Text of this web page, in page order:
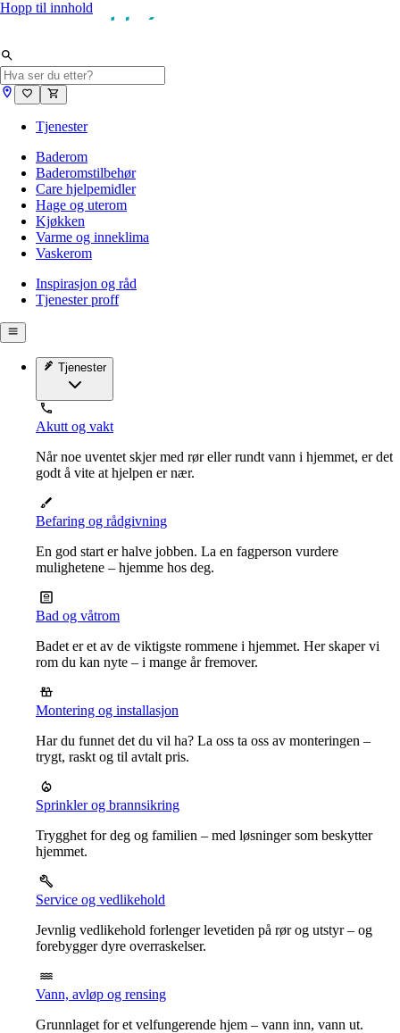
Hopp til innhold
Tjenester
Baderom
Baderomstilbehør
Care hjelpemidler
Hage og uterom
Kjøkken
Varme og inneklima
Vaskerom
Inspirasjon og råd
Tjenester proff
Tjenester
Akutt og vakt
Når noe uventet skjer med rør eller rundt vann i hjemmet, er det
godt å vite at hjelpen er nær.
Befaring og rådgivning
En god start er halve jobben. La en fagperson vurdere
mulighetene – hjemme hos deg.
Bad og våtrom
Badet er et av de viktigste rommene i hjemmet. Her skaper vi
rom du kan nyte – i mange år fremover.
Montering og installasjon
Har du funnet det du vil ha? La oss ta oss av monteringen –
trygt, raskt og til avtalt pris.
Sprinkler og brannsikring
Trygghet for deg og familien – med løsninger som beskytter
hjemmet.
Service og vedlikehold
Jevnlig vedlikehold forlenger levetiden på rør og utstyr – og
forebygger dyre overraskelser.
Vann, avløp og rensing
Grunnlaget for et velfungerende hjem – vann inn, vann ut.